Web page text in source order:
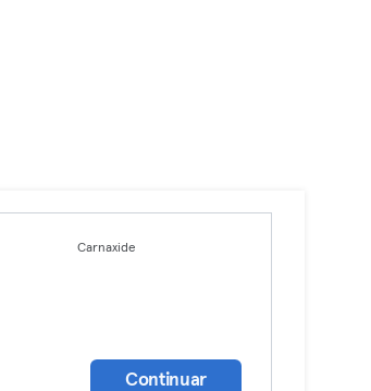
Carnaxide
Continuar